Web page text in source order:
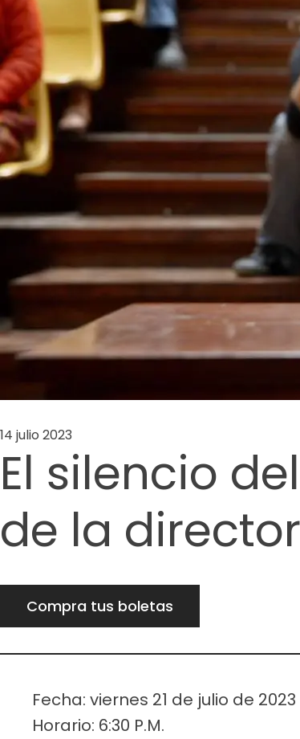
14 julio 2023
El silencio
de la
Compra tus boletas
Fecha: viernes 21 de julio de 2023
Horario: 6:30 P.M.